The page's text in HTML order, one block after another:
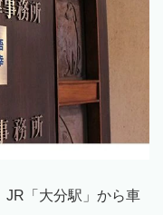
JR 「大分駅」から車